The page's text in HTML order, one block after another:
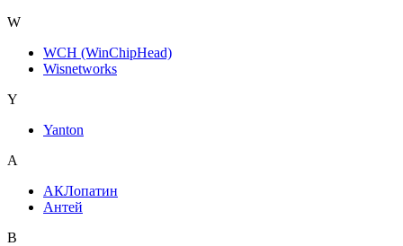
W
WCH (WinChipHead)
Wisnetworks
Y
Yanton
А
АКЛопатин
Антей
В